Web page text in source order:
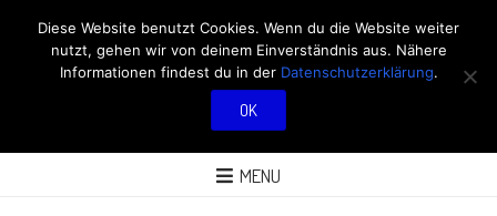
RÖBÜS OUTDOOR
BLOG
MENU
Diese Website benutzt Cookies. Wenn du die Website weiter
nutzt, gehen wir von deinem Einverständnis aus. Nähere
Informationen findest du in der Datenschutzerklärung.
OK